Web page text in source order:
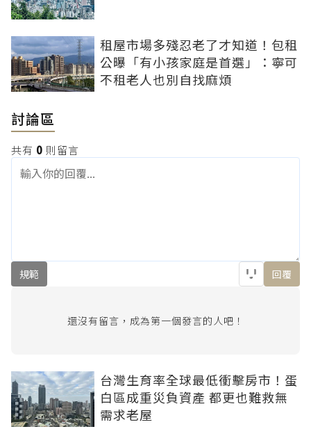
租屋市場多殘忍老了才知道！包租
公曝「有小孩家庭是首選」：寧可
不租老人也別自找麻煩
討論區
共有 0 則留言
規範 回覆
還沒有留言，成為第一個發言的人吧！
台灣生育率全球最低衝擊房市！蛋
白區成重災負資產 都更也難救無
需求老屋